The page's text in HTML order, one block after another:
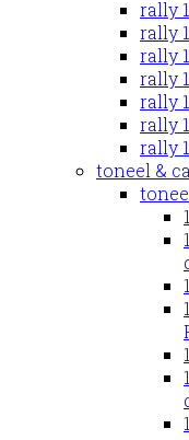
rally
rally
rally
rally
rally
rally
rally
toneel &